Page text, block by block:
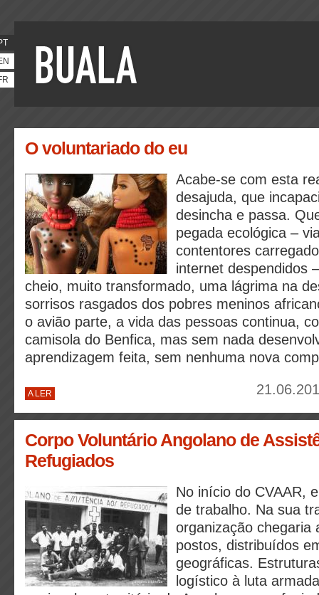
O voluntariado do eu
Acabe-se com esta
desajuda, que
desincha e passa.
pegada ecológica –
contentores
internet despendidos
cheio, muito transformado, uma lágrima na
sorrisos rasgados dos pobres meninos
o avião parte, a vida das pessoas continua,
camisola do Benfica, mas sem nada
aprendizagem feita, sem nenhuma nova
A LER
Corpo Voluntário Angolano de
Refugiados
No início do CVAAR,
de trabalho. Na sua
organização chegaria
postos, distribuídos
geográficas.
logístico à luta